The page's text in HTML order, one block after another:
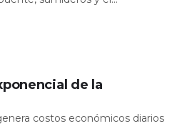
de la
costos económicos diarios